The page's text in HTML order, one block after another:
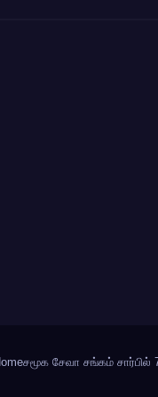
சமூக சேவா சங்கம் சார்பில்